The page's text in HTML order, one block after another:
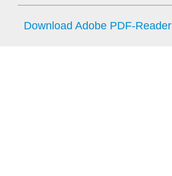
Download Adobe PDF-Reader